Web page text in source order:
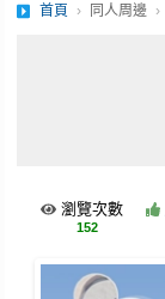
首頁 同人周邊
瀏覽次數
152